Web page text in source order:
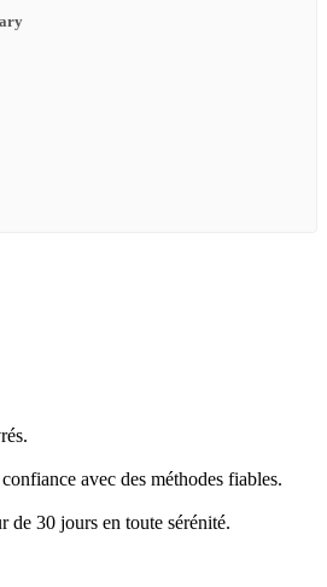
avec des méthodes fiables.
de 30 jours en toute sérénité.